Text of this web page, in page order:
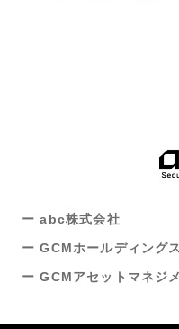
ー abc株式会社
ー GCMホールディング
ー GCMアセットマネジ